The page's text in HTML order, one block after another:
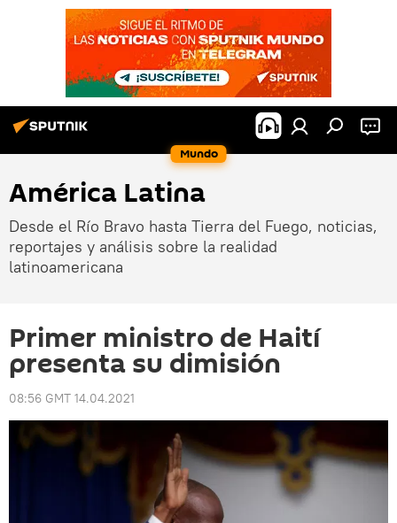
Mundo
América Latina
Desde el Río Bravo hasta Tierra del Fuego, noticias,
reportajes y análisis sobre la realidad
latinoamericana
Primer ministro de Haití
presenta su dimisión
08:56 GMT 14.04.2021